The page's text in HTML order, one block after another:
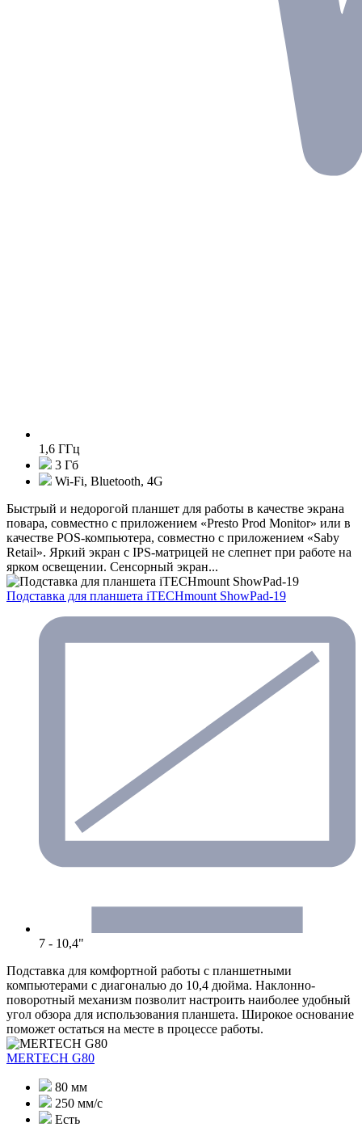
1,6 ГГц
3 Гб
Wi-Fi, Bluetooth, 4G
Быстрый и недорогой планшет для работы в качестве экрана
повара, совместно с приложением «Presto Prod Monitor» или в
качестве POS-компьютера, совместно с приложением «Saby
Retail». Яркий экран с IPS-матрицей не слепнет при работе на
ярком освещении. Сенсорный экран...
Подставка для планшета iTECHmount ShowPad-19
7 - 10,4"
Подставка для комфортной работы с планшетными
компьютерами с диагональю до 10,4 дюйма. Наклонно-
поворотный механизм позволит настроить наиболее удобный
угол обзора для использования планшета. Широкое основание
поможет остаться на месте в процессе работы.
MERTECH G80
80 мм
250 мм/с
Есть